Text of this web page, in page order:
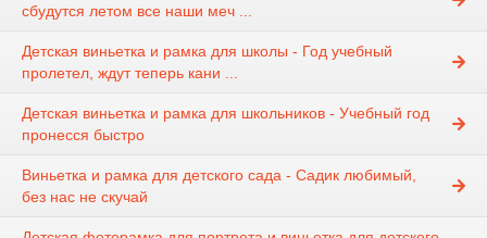
сбудутся летом все наши меч ...
Детская виньетка и рамка для школы - Год учебный
пролетел, ждут теперь кани ...
Детская виньетка и рамка для школьников - Учебный год
пронесся быстро
Виньетка и рамка для детского сада - Садик любимый,
без нас не скучай